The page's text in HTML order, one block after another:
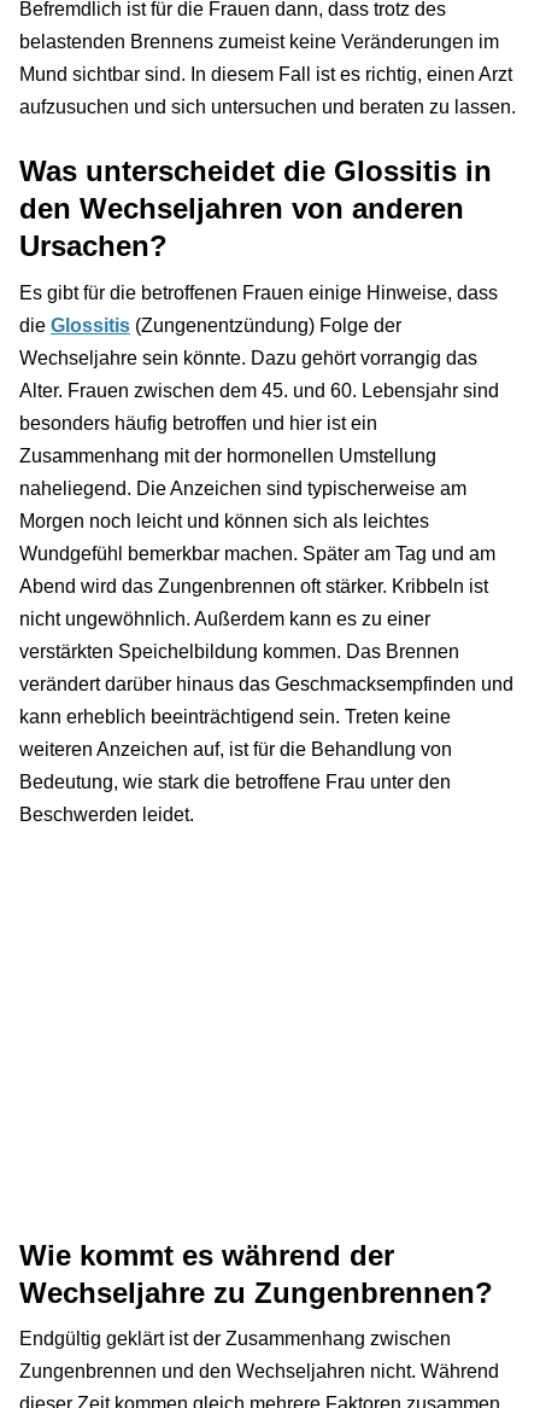
Befremdlich ist für die Frauen dann, dass trotz des
belastenden Brennens zumeist keine Veränderungen im
Mund sichtbar sind. In diesem Fall ist es richtig, einen Arzt
aufzusuchen und sich untersuchen und beraten zu lassen.
Was unterscheidet die Glossitis in
den Wechseljahren von anderen
Ursachen?
Es gibt für die betroffenen Frauen einige Hinweise, dass
die Glossitis (Zungenentzündung) Folge der
Wechseljahre sein könnte. Dazu gehört vorrangig das
Alter. Frauen zwischen dem 45. und 60. Lebensjahr sind
besonders häufig betroffen und hier ist ein
Zusammenhang mit der hormonellen Umstellung
naheliegend. Die Anzeichen sind typischerweise am
Morgen noch leicht und können sich als leichtes
Wundgefühl bemerkbar machen. Später am Tag und am
Abend wird das Zungenbrennen oft stärker. Kribbeln ist
nicht ungewöhnlich. Außerdem kann es zu einer
verstärkten Speichelbildung kommen. Das Brennen
verändert darüber hinaus das Geschmacksempfinden und
kann erheblich beeinträchtigend sein. Treten keine
weiteren Anzeichen auf, ist für die Behandlung von
Bedeutung, wie stark die betroffene Frau unter den
Beschwerden leidet.
Wie kommt es während der
Wechseljahre zu Zungenbrennen?
Endgültig geklärt ist der Zusammenhang zwischen
Zungenbrennen und den Wechseljahren nicht. Während